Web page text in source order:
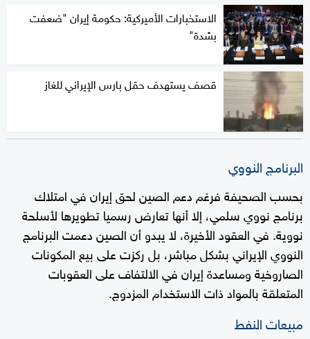
الاستخبارات الأميركية: حكومة إيران "ضعفت
بشدة"
قصف يستهدف حقل بارس الإيراني للغاز
البرنامج النووي
بحسب الصحيفة فرغم دعم الصين لحق إيران في امتلاك
برنامج نووي سلمي، إلا أنها تعارض رسميا تطويرها لأسلحة
نووية. في العقود الأخيرة، لا يبدو أن الصين دعمت البرنامج
النووي الإيراني بشكل مباشر، بل ركزت على بيع المكونات
الصاروخية ومساعدة إيران في الالتفاف على العقوبات
المتعلقة بالمواد ذات الاستخدام المزدوج.
مبيعات النفط